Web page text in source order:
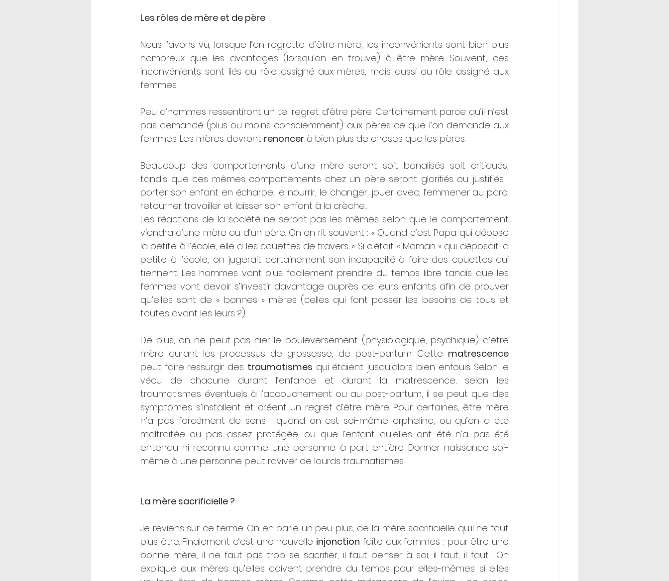
Les rôles de mère et de père
Nous l’avons vu, lorsque l’on regrette d’être mère, les inconvénients sont bien plus
nombreux que les avantages (lorsqu’on en trouve) à être mère. Souvent, ces
inconvénients sont liés au rôle assigné aux mères, mais aussi au rôle assigné aux
femmes.
Peu d’hommes ressentiront un tel regret d’être père. Certainement parce qu’il n’est
pas demandé (plus ou moins consciemment) aux pères ce que l’on demande aux
femmes. Les mères devront renoncer à bien plus de choses que les pères.
Beaucoup des comportements d’une mère seront soit banalisés soit critiqués,
tandis que ces mêmes comportements chez un père seront glorifiés ou justifiés :
porter son enfant en écharpe, le nourrir, le changer, jouer avec, l’emmener au parc,
retourner travailler et laisser son enfant à la crèche…
Les réactions de la société ne seront pas les mêmes selon que le comportement
viendra d’une mère ou d’un père. On en rit souvent : « Quand c’est Papa qui dépose
la petite à l’école, elle a les couettes de travers ». Si c’était « Maman » qui déposait la
petite à l’école, on jugerait certainement son incapacité à faire des couettes qui
tiennent. Les hommes vont plus facilement prendre du temps libre tandis que les
femmes vont devoir s’investir davantage auprès de leur.s enfant.s afin de prouver
qu’elles sont de « bonnes » mères (celles qui font passer les besoins de tous et
toutes avant les leurs ?).
De plus, on ne peut pas nier le bouleversement (physiologique, psychique) d’être
mère durant les processus de grossesse, de post-partum. Cette matrescence
peut faire ressurgir des traumatismes qui étaient jusqu’alors bien enfouis. Selon le
vécu de chacune durant l’enfance et durant la matrescence, selon les
traumatismes éventuels à l’accouchement ou au post-partum, il se peut que des
symptômes s’installent et créent un regret d’être mère. Pour certaines, être mère
n’a pas forcément de sens : quand on est soi-même orpheline, ou qu’on a été
maltraitée ou pas assez protégée, ou que l’enfant qu’elles ont été n’a pas été
entendu ni reconnu comme une personne à part entière. Donner naissance soi-
même à une personne peut raviver de lourds traumatismes.
La mère sacrificielle ?
Je reviens sur ce terme. On en parle un peu plus, de la mère sacrificielle qu’il ne faut
plus être. Finalement c’est une nouvelle injonction faite aux femmes : pour être une
bonne mère, il ne faut pas trop se sacrifier, il faut penser à soi, il faut, il faut… On
explique aux mères qu’elles doivent prendre du temps pour elles-mêmes si elles